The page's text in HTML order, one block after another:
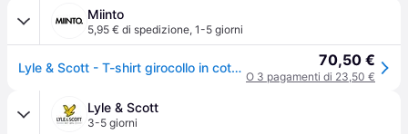
Miinto
5,95 € di spedizione, 1-5 giorni
Lyle & Scott - T-shirt girocollo in cotone - - Tops - Uomo - Grigio - XL 70,50 €
O 3 pagamenti di 23,50 €
Lyle & Scott
3-5 giorni